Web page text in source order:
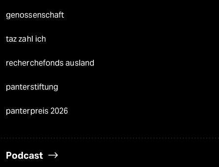
genossenschaft
taz zahl ich
recherchefonds ausland
panterstiftung
panterpreis 2026
Podcast